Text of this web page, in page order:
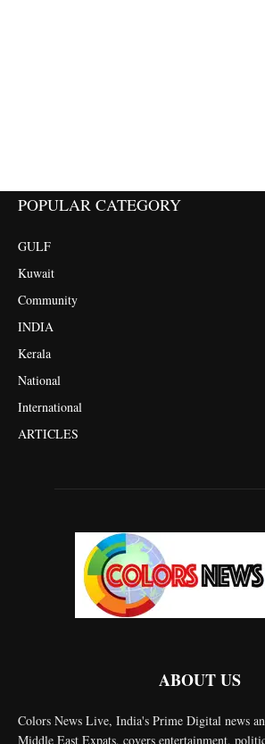
POPULAR CATEGORY
GULF
Kuwait
Community
INDIA
Kerala
National
International
ARTICLES
ABOUT US
Colors News Live, India's Prime Digital news
Middle East Expats, covers entertainment,